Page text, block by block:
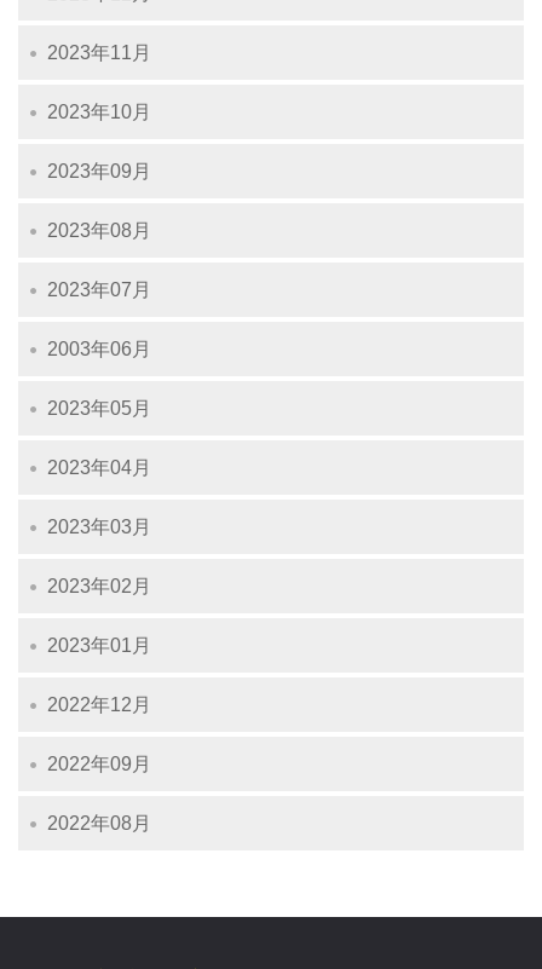
2023年11月
2023年10月
2023年09月
2023年08月
2023年07月
2003年06月
2023年05月
2023年04月
2023年03月
2023年02月
2023年01月
2022年12月
2022年09月
2022年08月